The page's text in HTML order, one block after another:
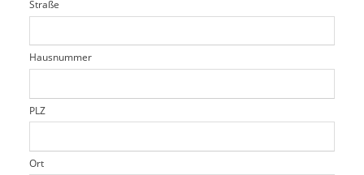
t
r
d
f
e
d
c
t
f
e
d
Straße
Hausnummer
PLZ
Ort